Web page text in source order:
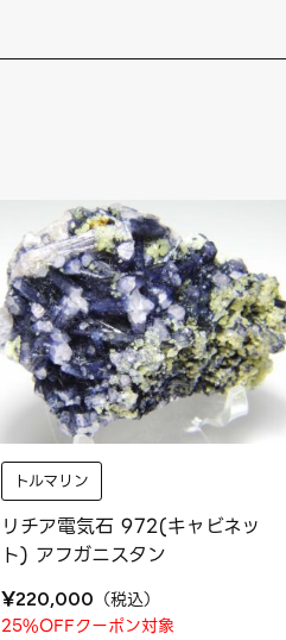
トルマリン
リチア電気石 972(キャビネッ
ト) アフガニスタン
¥220,000 （税込）
25%OFFクーポン対象